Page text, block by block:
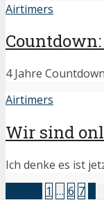
Airtimers
Countdown:
4 Jahre
Airtimers
Wir sind
Ich denke es ist
1 … 6 7